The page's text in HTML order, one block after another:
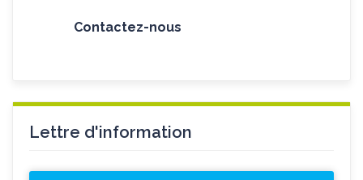
Contactez-nous
Lettre d'information